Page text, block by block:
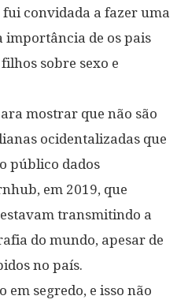
fui convidada a fazer uma
importância de os pais
sobre sexo e
mostrar que não são
ocidentalizadas que
público dados
em 2019, que
transmitindo a
do mundo, apesar de
no país.
em segredo, e isso não